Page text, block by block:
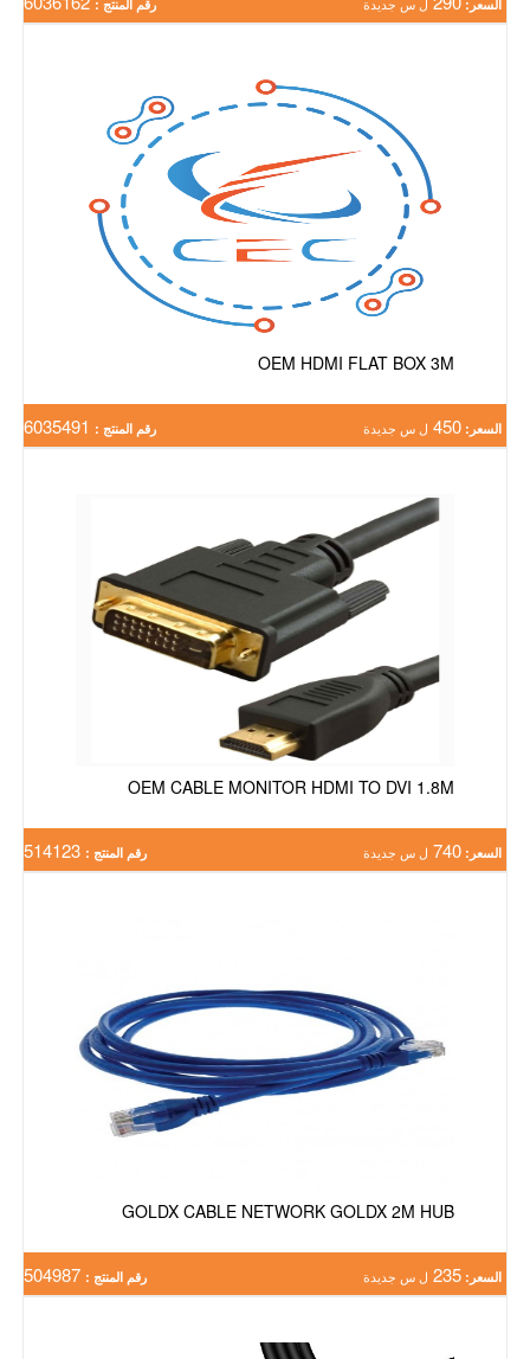
OEM HDMI FLAT BOX 3M
السعر: 450 ل س جديدة رقم المنتج :
OEM CABLE MONITOR HDMI TO DVI 1.8M
السعر: 740 ل س جديدة رقم المنتج :
GOLDX CABLE NETWORK GOLDX 2M HUB
السعر: 235 ل س جديدة رقم المنتج :